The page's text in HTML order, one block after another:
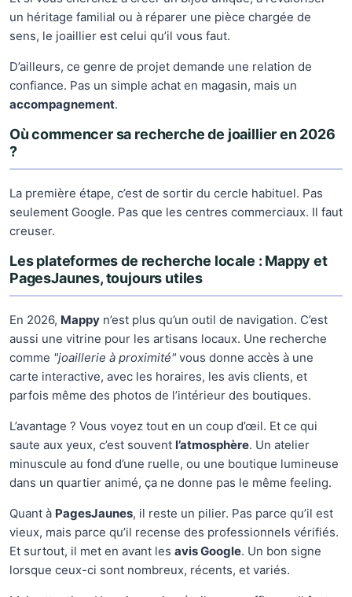
un héritage familial ou à réparer une pièce chargée de
sens, le joaillier est celui qu’il vous faut.
D’ailleurs, ce genre de projet demande une relation de
confiance. Pas un simple achat en magasin, mais un
accompagnement.
Où commencer sa recherche de joaillier en 2026
?
La première étape, c’est de sortir du cercle habituel. Pas
seulement Google. Pas que les centres commerciaux. Il faut
creuser.
Les plateformes de recherche locale : Mappy et
PagesJaunes, toujours utiles
En 2026, Mappy n’est plus qu’un outil de navigation. C’est
aussi une vitrine pour les artisans locaux. Une recherche
comme "joaillerie à proximité" vous donne accès à une
carte interactive, avec les horaires, les avis clients, et
parfois même des photos de l’intérieur des boutiques.
L’avantage ? Vous voyez tout en un coup d’œil. Et ce qui
saute aux yeux, c’est souvent l’atmosphère. Un atelier
minuscule au fond d’une ruelle, ou une boutique lumineuse
dans un quartier animé, ça ne donne pas le même feeling.
Quant à PagesJaunes, il reste un pilier. Pas parce qu’il est
vieux, mais parce qu’il recense des professionnels vérifiés.
Et surtout, il met en avant les avis Google. Un bon signe
lorsque ceux-ci sont nombreux, récents, et variés.